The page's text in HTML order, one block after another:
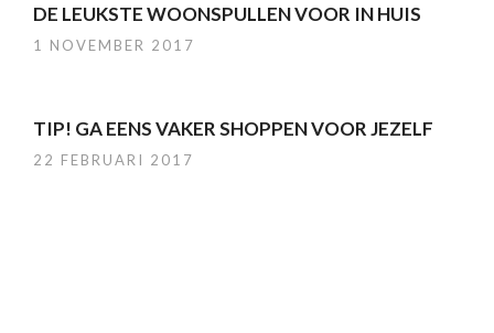
DE LEUKSTE WOONSPULLEN VOOR IN HUIS
1 NOVEMBER 2017
TIP! GA EENS VAKER SHOPPEN VOOR JEZELF
22 FEBRUARI 2017